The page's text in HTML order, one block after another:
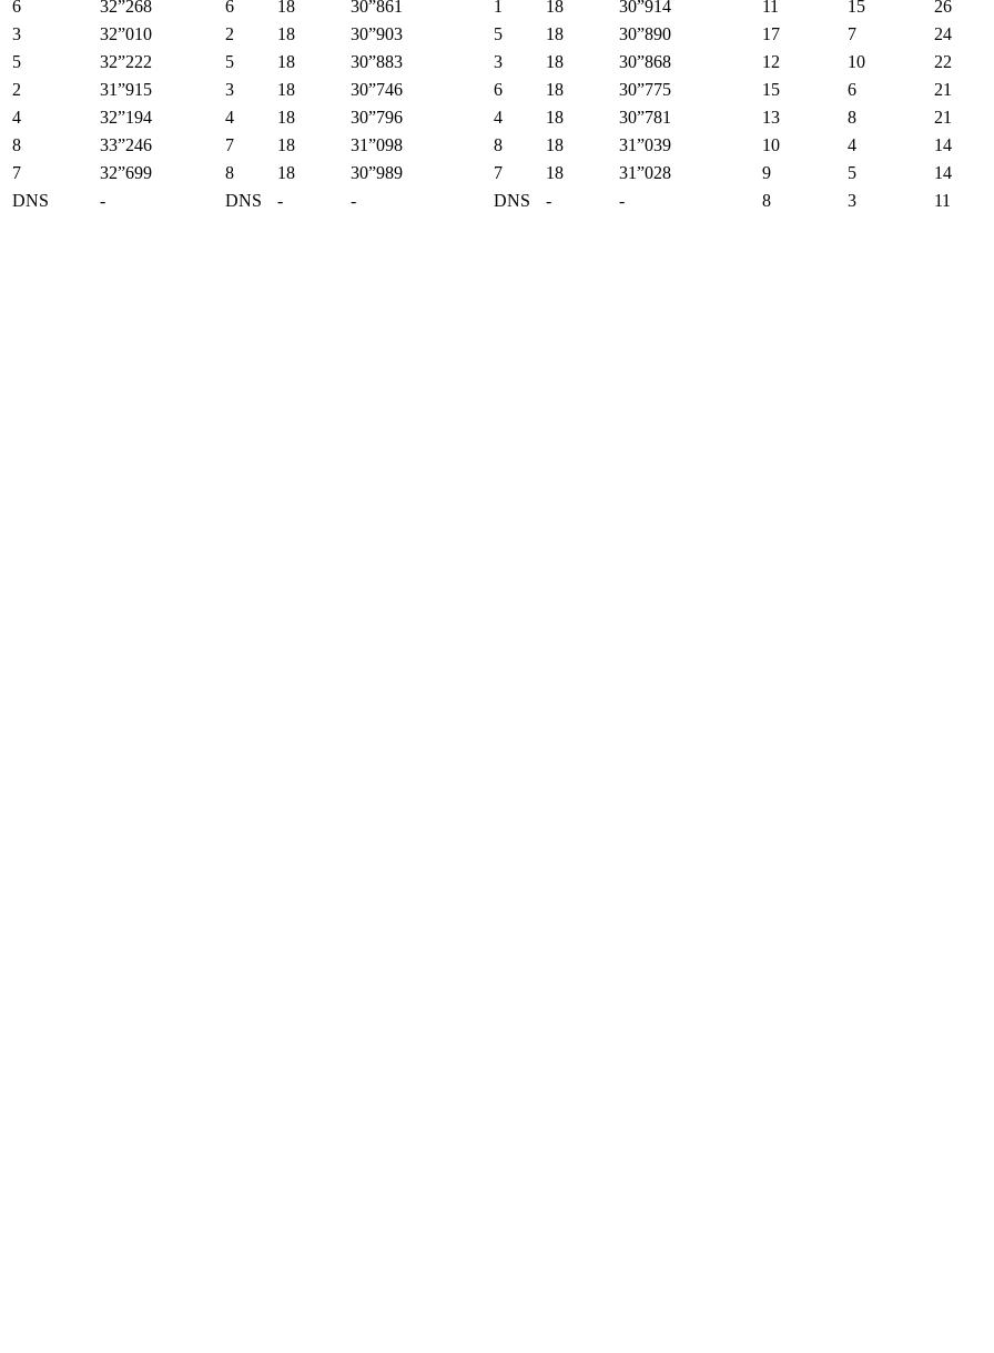
6
32”268 6 18 30”861 1 18 30”914 11 15
26
3
32”010 2 18 30”903 5 18 30”890 17 7
24
5
32”222 5 18 30”883 3 18 30”868 12 10
22
2
31”915 3 18 30”746 6 18 30”775 15 6
21
4
32”194 4 18 30”796 4 18 30”781 13 8
21
8
33”246 7 18 31”098 8 18 31”039 10 4
14
7
32”699 8 18 30”989 7 18 31”028 9 5
14
DNS
- DNS - - DNS - - 8 3 11